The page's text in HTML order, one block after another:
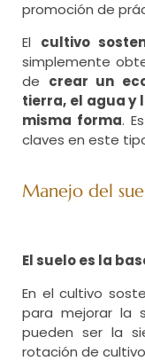
promoción de
El cultivo
simplemente
de crear un
tierra, el agua y
misma forma.
claves en este
Manejo del
El suelo es la
En el cultivo
para mejorar la
pueden ser la
rotación de